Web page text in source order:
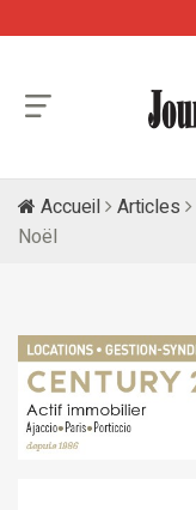
Accueil Articles
Noël